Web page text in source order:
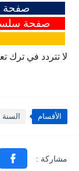
صفحة
صفحة
لا تتردد في ترك
الأقسام